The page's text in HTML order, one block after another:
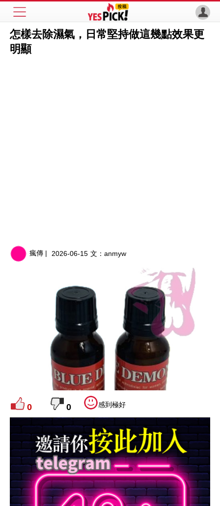
怎樣去除濕氣，日常堅持做這幾點效果更
明顯
瘋傳 | 2026-06-15 文： anmyw
0 0 感到極好